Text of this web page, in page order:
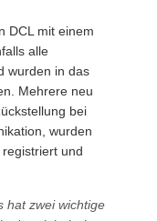
DCL mit einem
alle
wurden in das
Mehrere neu
bei
wurden
und
hat zwei wichtige